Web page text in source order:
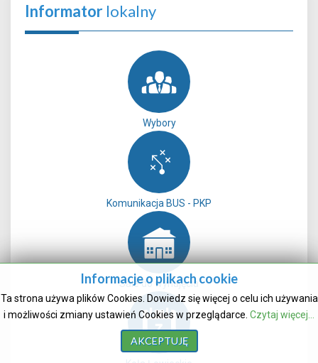
Informator lokalny
Wybory
Komunikacja BUS - PKP
Sale do wynajęcia
Informacje o plikach cookie
Ta strona używa plików Cookies. Dowiedz się więcej o celu ich używania
i możliwości zmiany ustawień Cookies w przeglądarce. Czytaj więcej...
AKCEPTUJĘ